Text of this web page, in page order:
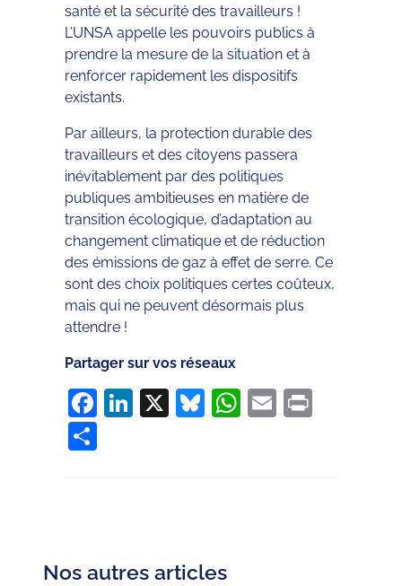
santé et la sécurité des travailleurs !
L’UNSA appelle les pouvoirs publics à
prendre la mesure de la situation et à
renforcer rapidement les dispositifs
existants.
Par ailleurs, la protection durable des
travailleurs et des citoyens passera
inévitablement par des politiques
publiques ambitieuses en matière de
transition écologique, d’adaptation au
changement climatique et de réduction
des émissions de gaz à effet de serre. Ce
sont des choix politiques certes coûteux,
mais qui ne peuvent désormais plus
attendre !
Partager sur vos réseaux
Facebook
LinkedIn
X Bluesky
WhatsApp
Email
Nos autres articles